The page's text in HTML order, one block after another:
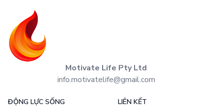
Motivate Life Pty Ltd
info.motivatelife@gmail.com
ĐỘNG LỰC SỐNG LIÊN KẾT